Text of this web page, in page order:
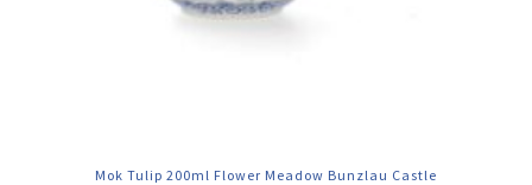
Mok Tulip 200ml Flower Meadow Bunzlau Castle